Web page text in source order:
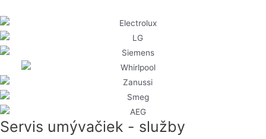
Servis umývačiek - služby